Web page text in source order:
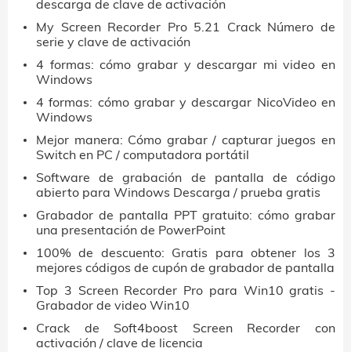
descarga de clave de activación
My Screen Recorder Pro 5.21 Crack Número de
serie y clave de activación
4 formas: cómo grabar y descargar mi video en
Windows
4 formas: cómo grabar y descargar NicoVideo en
Windows
Mejor manera: Cómo grabar / capturar juegos en
Switch en PC / computadora portátil
Software de grabación de pantalla de código
abierto para Windows Descarga / prueba gratis
Grabador de pantalla PPT gratuito: cómo grabar
una presentación de PowerPoint
100% de descuento: Gratis para obtener los 3
mejores códigos de cupón de grabador de pantalla
Top 3 Screen Recorder Pro para Win10 gratis -
Grabador de video Win10
Crack de Soft4boost Screen Recorder con
activación / clave de licencia